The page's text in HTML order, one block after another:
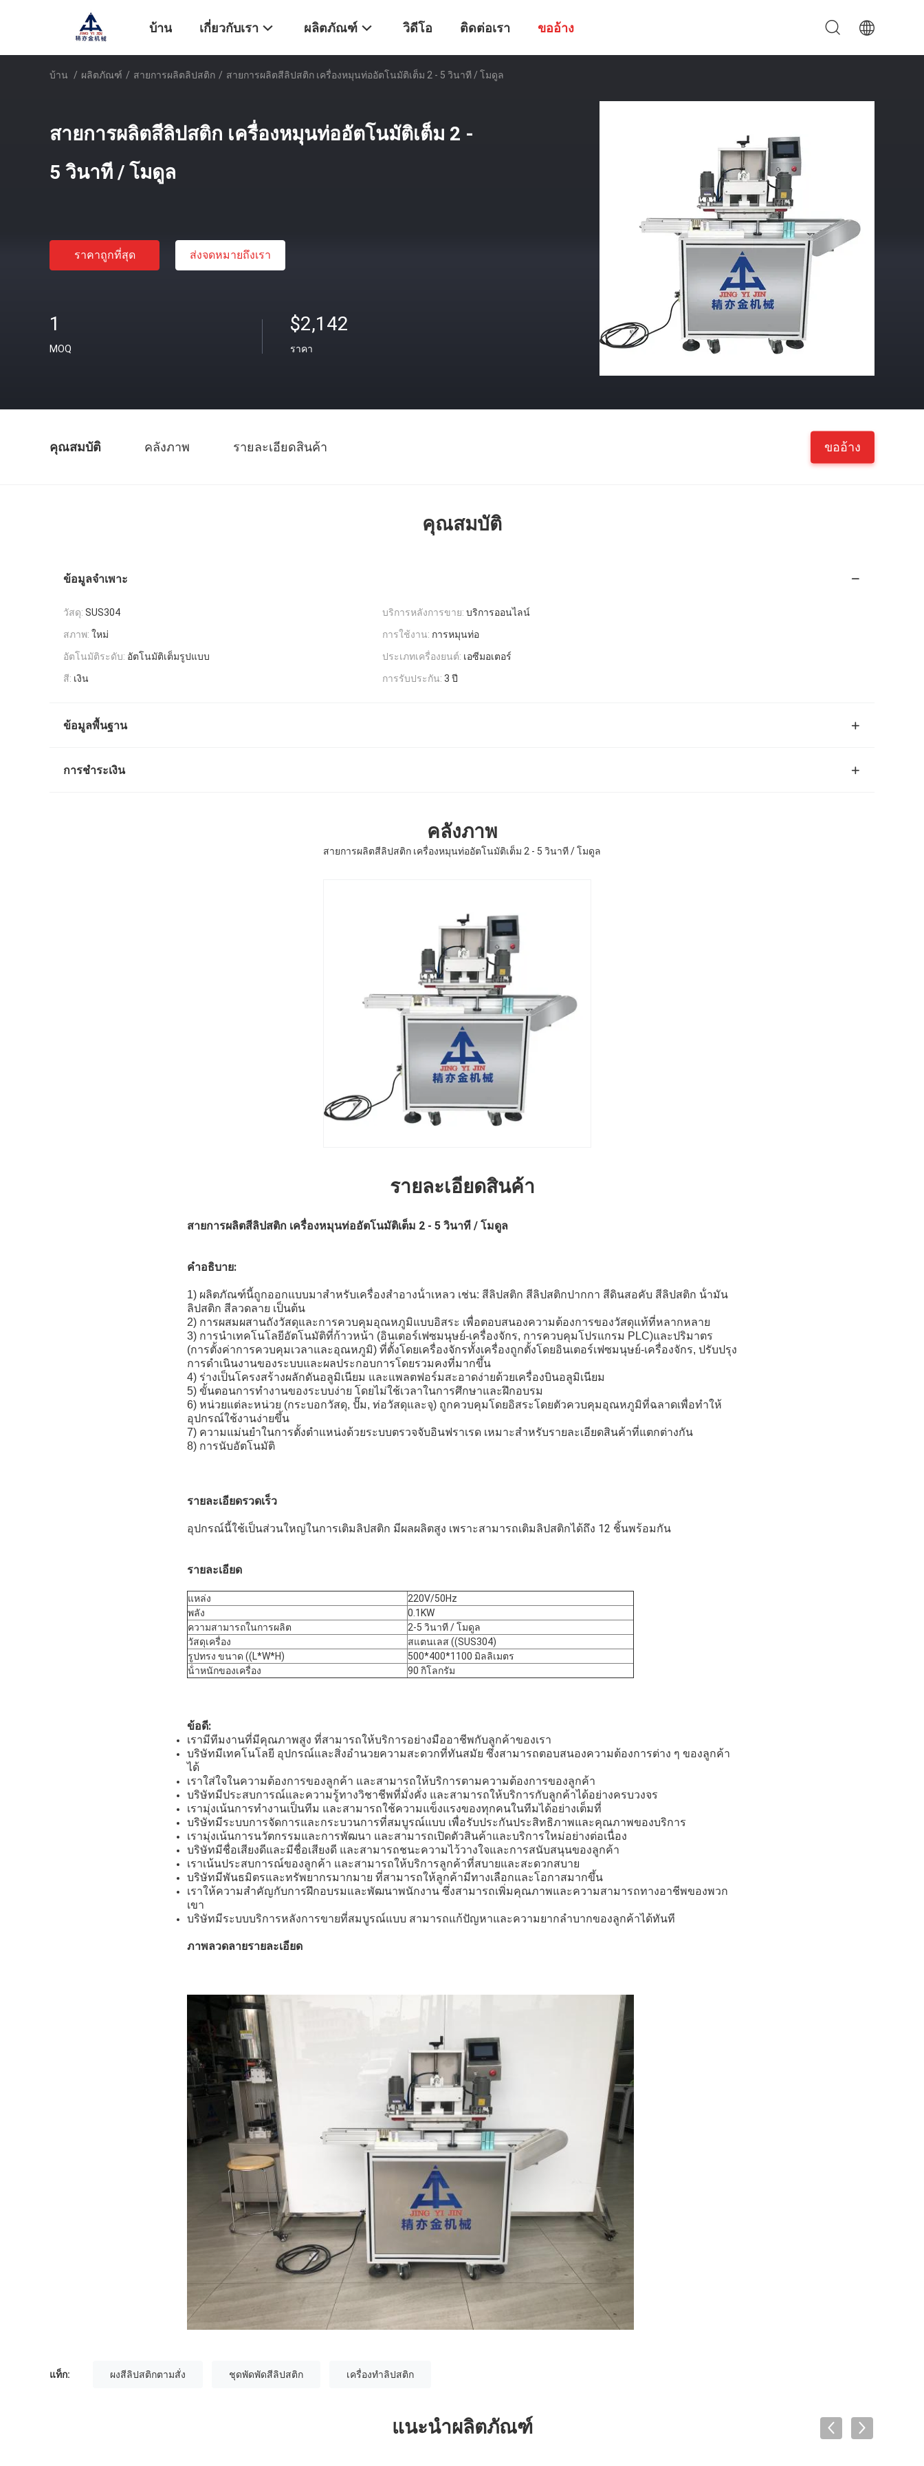
บ้าน เกี่ยวกับเรา ผลิตภัณฑ์ วิดีโอ ติดต่อเรา ขออ้าง
บ้าน / ผลิตภัณฑ์ / สายการผลิตลิปสติก / สายการผลิตสีลิปสติก เครื่องหมุนท่ออัตโนมัติเต็ม 2 - 5 วินาที / โมดูล
สายการผลิตสีลิปสติก เครื่องหมุนท่ออัตโนมัติเต็ม 2 -
5 วินาที / โมดูล
ราคาถูกที่สุด ส่งจดหมายถึงเรา
1
MOQ
$2,142
ราคา
คุณสมบัติ คลังภาพ รายละเอียดสินค้า ขออ้าง
คุณสมบัติ
ข้อมูลจำเพาะ
วัสดุ: SUS304 บริการหลังการขาย: บริการออนไลน์
สภาพ: ใหม่ การใช้งาน: การหมุนท่อ
อัตโนมัติระดับ: อัตโนมัติเต็มรูปแบบ ประเภทเครื่องยนต์: เอซีมอเตอร์
สี: เงิน การรับประกัน: 3 ปี
ข้อมูลพื้นฐาน
การชำระเงิน
คลังภาพ
สายการผลิตสีลิปสติก เครื่องหมุนท่ออัตโนมัติเต็ม 2 - 5 วินาที / โมดูล
รายละเอียดสินค้า
สายการผลิตสีลิปสติก เครื่องหมุนท่ออัตโนมัติเต็ม 2 - 5 วินาที / โมดูล
คําอธิบาย:
1) ผลิตภัณฑ์นี้ถูกออกแบบมาสําหรับเครื่องสําอางน้ําเหลว เช่น: สีลิปสติก สีลิปสติกปากกา สีดินสอคับ สีลิปสติก น้ํามัน
ลิปสติก สีลวดลาย เป็นต้น
2) การผสมผสานถังวัสดุและการควบคุมอุณหภูมิแบบอิสระ เพื่อตอบสนองความต้องการของวัสดุแท้ที่หลากหลาย
3) การนําเทคโนโลยีอัตโนมัติที่ก้าวหน้า (อินเตอร์เฟซมนุษย์-เครื่องจักร, การควบคุมโปรแกรม PLC)และปริมาตร
(การตั้งค่าการควบคุมเวลาและอุณหภูมิ) ที่ตั้งโดยเครื่องจักรทั้งเครื่องถูกตั้งโดยอินเตอร์เฟซมนุษย์-เครื่องจักร, ปรับปรุง
การดําเนินงานของระบบและผลประกอบการโดยรวมคงที่มากขึ้น
4) ร่างเป็นโครงสร้างผลักดันอลูมิเนียม และแพลตฟอร์มสะอาดง่ายด้วยเครื่องบินอลูมิเนียม
5) ขั้นตอนการทํางานของระบบง่าย โดยไม่ใช้เวลาในการศึกษาและฝึกอบรม
6) หน่วยแต่ละหน่วย (กระบอกวัสดุ, ปั๊ม, ท่อวัสดุและจุ) ถูกควบคุมโดยอิสระโดยตัวควบคุมอุณหภูมิที่ฉลาดเพื่อทําให้
อุปกรณ์ใช้งานง่ายขึ้น
7) ความแม่นยําในการตั้งตําแหน่งด้วยระบบตรวจจับอินฟราเรด เหมาะสําหรับรายละเอียดสินค้าที่แตกต่างกัน
8) การนับอัตโนมัติ
รายละเอียดรวดเร็ว
อุปกรณ์นี้ใช้เป็นส่วนใหญ่ในการเติมลิปสติก มีผลผลิตสูง เพราะสามารถเติมลิปสติกได้ถึง 12 ชิ้นพร้อมกัน
รายละเอียด
แหล่ง
220V/50Hz
พลัง
0.1KW
ความสามารถในการผลิต
2-5 วินาที / โมดูล
วัสดุเครื่อง
สแตนเลส ((SUS304)
รูปทรง ขนาด ((L*W*H)
500*400*1100 มิลลิเมตร
น้ําหนักของเครื่อง
90 กิโลกรัม
ข้อดี:
เรามีทีมงานที่มีคุณภาพสูง ที่สามารถให้บริการอย่างมืออาชีพกับลูกค้าของเรา
บริษัทมีเทคโนโลยี อุปกรณ์และสิ่งอํานวยความสะดวกที่ทันสมัย ซึ่งสามารถตอบสนองความต้องการต่าง ๆ ของลูกค้า
ได้
เราใส่ใจในความต้องการของลูกค้า และสามารถให้บริการตามความต้องการของลูกค้า
บริษัทมีประสบการณ์และความรู้ทางวิชาชีพที่มั่งคั่ง และสามารถให้บริการกับลูกค้าได้อย่างครบวงจร
เรามุ่งเน้นการทํางานเป็นทีม และสามารถใช้ความแข็งแรงของทุกคนในทีมได้อย่างเต็มที่
บริษัทมีระบบการจัดการและกระบวนการที่สมบูรณ์แบบ เพื่อรับประกันประสิทธิภาพและคุณภาพของบริการ
เรามุ่งเน้นการนวัตกรรมและการพัฒนา และสามารถเปิดตัวสินค้าและบริการใหม่อย่างต่อเนื่อง
บริษัทมีชื่อเสียงดีและมีชื่อเสียงดี และสามารถชนะความไว้วางใจและการสนับสนุนของลูกค้า
เราเน้นประสบการณ์ของลูกค้า และสามารถให้บริการลูกค้าที่สบายและสะดวกสบาย
บริษัทมีพันธมิตรและทรัพยากรมากมาย ที่สามารถให้ลูกค้ามีทางเลือกและโอกาสมากขึ้น
เราให้ความสําคัญกับการฝึกอบรมและพัฒนาพนักงาน ซึ่งสามารถเพิ่มคุณภาพและความสามารถทางอาชีพของพวก
เขา
บริษัทมีระบบบริการหลังการขายที่สมบูรณ์แบบ สามารถแก้ปัญหาและความยากลําบากของลูกค้าได้ทันที
ภาพลวดลายรายละเอียด
แท็ก: ผงสีลิปสติกตามสั่ง ชุดพัดพัดสีลิปสติก เครื่องทําลิปสติก
แนะนำผลิตภัณฑ์